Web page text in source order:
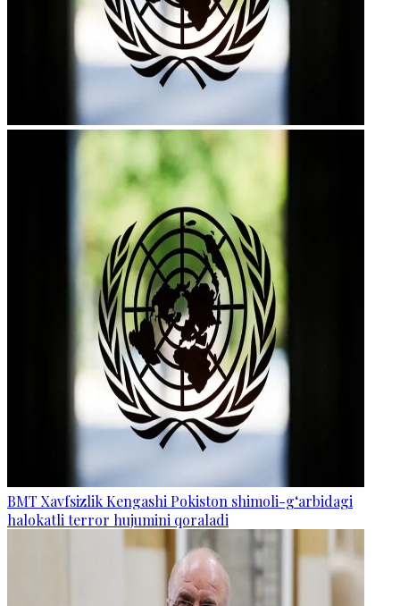
BMT Xavfsizlik Kengashi Pokiston shimoli-g‘arbidagi
halokatli terror hujumini qoraladi